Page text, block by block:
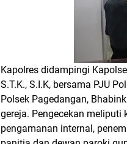
Kapolres didampingi
S.T.K., S.I.K, bersama PJU
Polsek Pagedangan,
gereja. Pengecekan meliputi
pengamanan internal,